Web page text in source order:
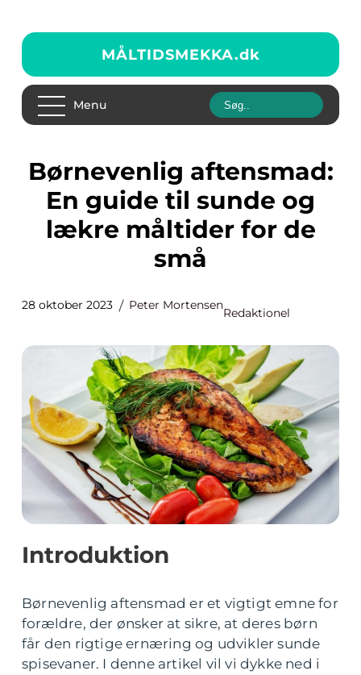
MÅLTIDSMEKKA.dk
Menu
Børnevenlig aftensmad:
En guide til sunde og
lækre måltider for de
små
28 oktober 2023 Peter Mortensen
Redaktionel
Introduktion
Børnevenlig aftensmad er et vigtigt emne for
forældre, der ønsker at sikre, at deres børn
får den rigtige ernæring og udvikler sunde
spisevaner. I denne artikel vil vi dykke ned i